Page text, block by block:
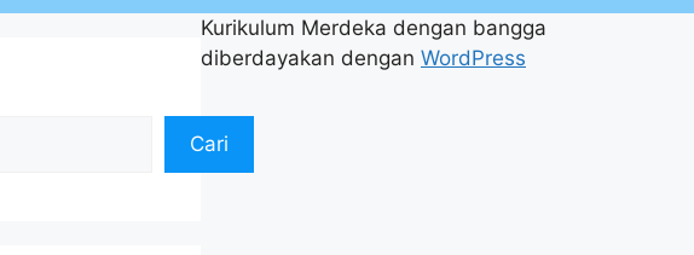
Cari
Kurikulum Merdeka dengan bangga
diberdayakan dengan WordPress